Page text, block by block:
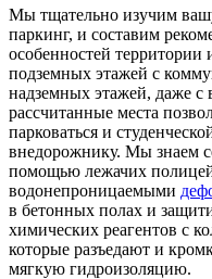
Мы тщательно изучим
паркинг, и составим
особенностей
подземных этажей с
надземных этажей, даже
рассчитанные места
парковаться и
внедорожнику. Мы знаем
помощью лежачих
водонепроницаемыми
в бетонных полах и
химических реагентов с
которые разъедают и
мягкую гидроизоляцию.